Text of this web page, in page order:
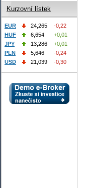
Kurzovní lístek
EUR 24,265
-0,22
HUF
6,654
+0,01
JPY
13,286
+0,01
PLN
5,646
-0,24
USD
21,039 -0,30